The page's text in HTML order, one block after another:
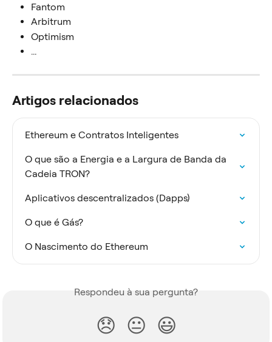
Fantom
Arbitrum
Optimism
...
Artigos relacionados
Ethereum e Contratos Inteligentes
O que são a Energia e a Largura de Banda da
Cadeia TRON?
Aplicativos descentralizados (Dapps)
O que é Gás?
O Nascimento do Ethereum
Respondeu à sua pergunta?
😞 😐 😃